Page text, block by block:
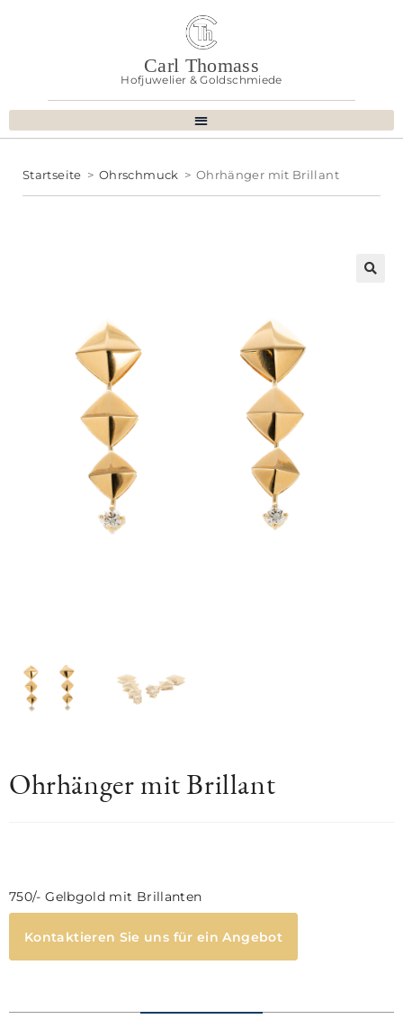
Carl Thomass
Hofjuwelier & Goldschmiede
Startseite > Ohrschmuck > Ohrhänger mit Brillant
Ohrhänger mit Brillant
750/- Gelbgold mit Brillanten
Kontaktieren Sie uns für ein Angebot